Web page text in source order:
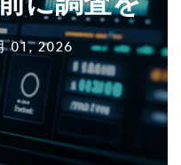
01, 2026